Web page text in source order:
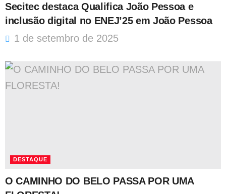
Secitec destaca Qualifica João Pessoa e
inclusão digital no ENEJ’25 em João Pessoa
1 de setembro de 2025
DESTAQUE
O CAMINHO DO BELO PASSA POR UMA